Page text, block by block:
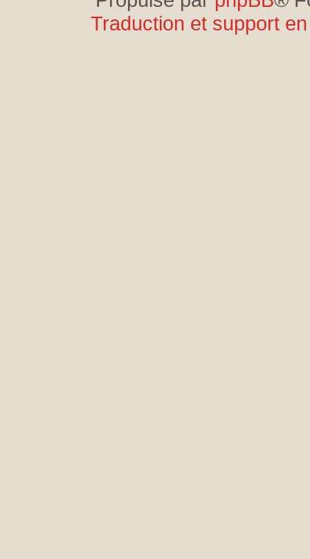
Traduction et support